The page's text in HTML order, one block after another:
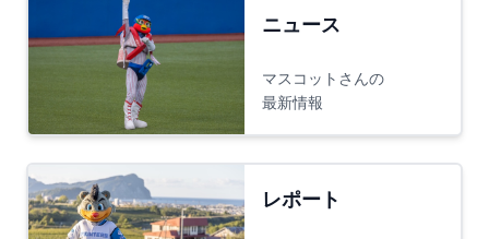
ニュース
マスコットさんの
最新情報
レポート